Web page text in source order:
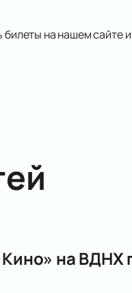
на нашем сайте и
на ВДНХ